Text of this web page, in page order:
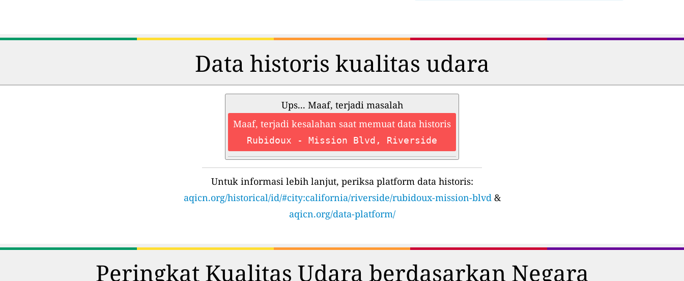
Data historis kualitas udara
Ups... Maaf, terjadi masalah
Maaf, terjadi kesalahan saat memuat data historis
Rubidoux - Mission Blvd, Riverside
Untuk informasi lebih lanjut, periksa platform data historis:
aqicn.org/historical/id/#city:california/riverside/rubidoux-mission-blvd&
aqicn.org/data-platform/
Peringkat Kualitas Udara berdasarkan Negara